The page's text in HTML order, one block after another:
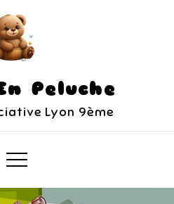
Peluche
Lyon 9ème